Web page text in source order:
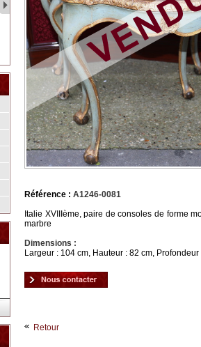
2 500 €
Référence : A1246-0081
Italie XVIIIème, paire de consoles de forme
marbre
Dimensions :
Largeur : 104 cm, Hauteur : 82 cm, Profondeur
Retour